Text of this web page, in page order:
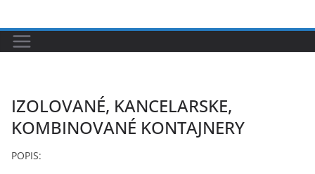
to
content
IZOLOVANÉ, KANCELARSKE,
KOMBINOVANÉ KONTAJNERY
POPIS: